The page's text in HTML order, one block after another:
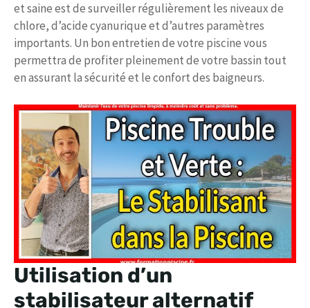
et saine est de surveiller régulièrement les niveaux de
chlore, d’acide cyanurique et d’autres paramètres
importants. Un bon entretien de votre piscine vous
permettra de profiter pleinement de votre bassin tout
en assurant la sécurité et le confort des baigneurs.
Utilisation d’un
stabilisateur alternatif